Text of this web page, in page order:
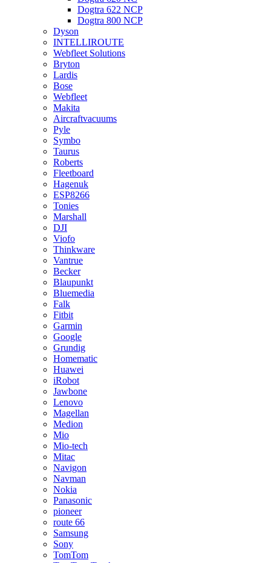
Dogtra 622 NCP
Dogtra 800 NCP
Dyson
INTELLIROUTE
Webfleet Solutions
Bryton
Lardis
Bose
Webfleet
Makita
Aircraftvacuums
Pyle
Symbo
Taurus
Roberts
Fleetboard
Hagenuk
ESP8266
Tonies
Marshall
DJI
Viofo
Thinkware
Vantrue
Becker
Blaupunkt
Bluemedia
Falk
Fitbit
Garmin
Google
Grundig
Homematic
Huawei
iRobot
Jawbone
Lenovo
Magellan
Medion
Mio
Mio-tech
Mitac
Navigon
Navman
Nokia
Panasonic
pioneer
route 66
Samsung
Sony
TomTom